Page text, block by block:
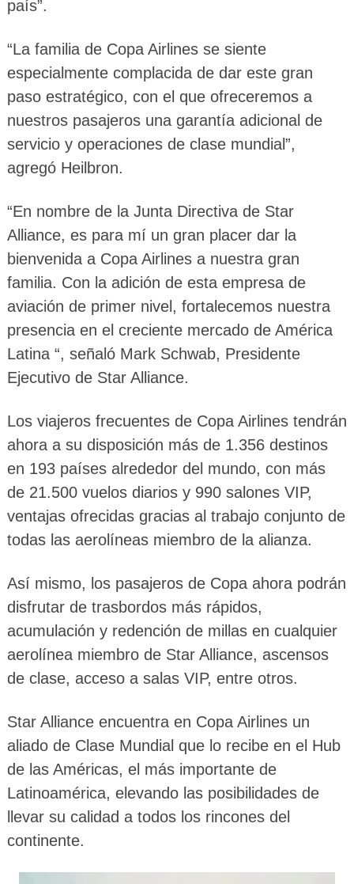
país”.
“La familia de Copa Airlines se siente
especialmente complacida de dar este gran
paso estratégico, con el que ofreceremos a
nuestros pasajeros una garantía adicional de
servicio y operaciones de clase mundial”,
agregó Heilbron.
“En nombre de la Junta Directiva de Star
Alliance, es para mí un gran placer dar la
bienvenida a Copa Airlines a nuestra gran
familia. Con la adición de esta empresa de
aviación de primer nivel, fortalecemos nuestra
presencia en el creciente mercado de América
Latina “, señaló Mark Schwab, Presidente
Ejecutivo de Star Alliance.
Los viajeros frecuentes de Copa Airlines tendrán
ahora a su disposición más de 1.356 destinos
en 193 países alrededor del mundo, con más
de 21.500 vuelos diarios y 990 salones VIP,
ventajas ofrecidas gracias al trabajo conjunto de
todas las aerolíneas miembro de la alianza.
Así mismo, los pasajeros de Copa ahora podrán
disfrutar de trasbordos más rápidos,
acumulación y redención de millas en cualquier
aerolínea miembro de Star Alliance, ascensos
de clase, acceso a salas VIP, entre otros.
Star Alliance encuentra en Copa Airlines un
aliado de Clase Mundial que lo recibe en el Hub
de las Américas, el más importante de
Latinoamérica, elevando las posibilidades de
llevar su calidad a todos los rincones del
continente.